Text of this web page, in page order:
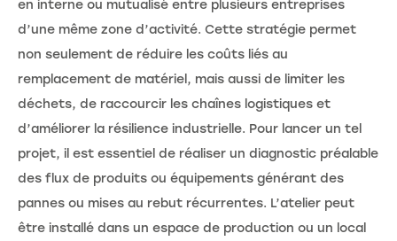
en interne ou mutualisé entre plusieurs entreprises
d’une même zone d’activité. Cette stratégie permet
non seulement de réduire les coûts liés au
remplacement de matériel, mais aussi de limiter les
déchets, de raccourcir les chaînes logistiques et
d’améliorer la résilience industrielle. Pour lancer un tel
projet, il est essentiel de réaliser un diagnostic préalable
des flux de produits ou équipements générant des
pannes ou mises au rebut récurrentes. L’atelier peut
être installé dans un espace de production ou un local